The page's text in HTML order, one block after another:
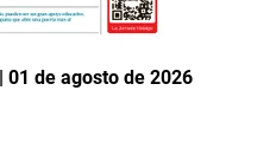
01 de agosto de 2026